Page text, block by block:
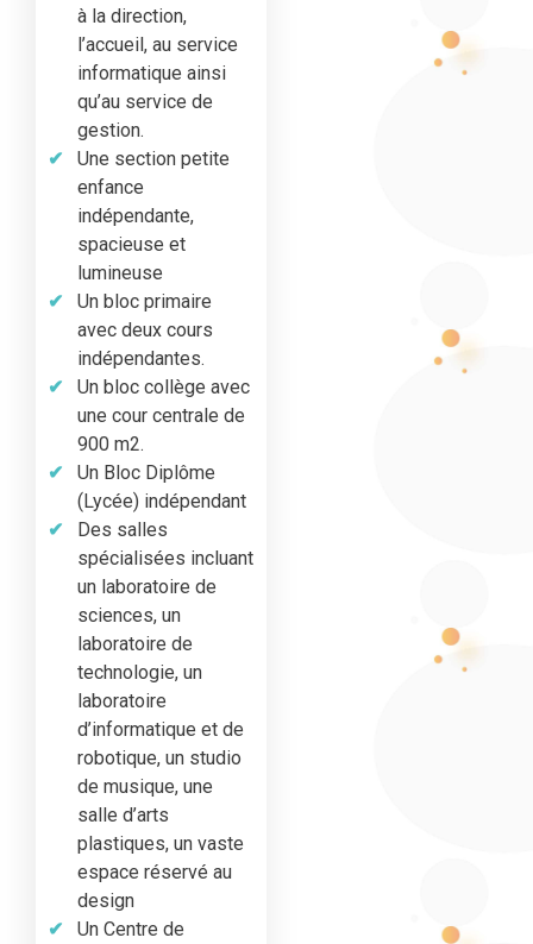
à la direction,
l’accueil, au service
informatique ainsi
qu’au service de
gestion.
Une section petite
enfance
indépendante,
spacieuse et
lumineuse
Un bloc primaire
avec deux cours
indépendantes.
Un bloc collège avec
une cour centrale de
900 m2.
Un Bloc Diplôme
(Lycée) indépendant
Des salles
spécialisées incluant
un laboratoire de
sciences, un
laboratoire de
technologie, un
laboratoire
d’informatique et de
robotique, un studio
de musique, une
salle d’arts
plastiques, un vaste
espace réservé au
design
Un Centre de